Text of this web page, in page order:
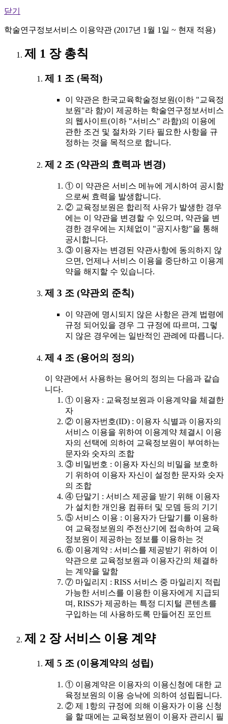
닫기
학술연구정보서비스 이용약관 (2017년 1월 1일 ~ 현재 적용)
제 1 장 총칙
제 1 조 (목적)
이 약관은 한국교육학술정보원(이하 "교육정
보원"라 함)이 제공하는 학술연구정보서비스
의 웹사이트(이하 "서비스" 라함)의 이용에
관한 조건 및 절차와 기타 필요한 사항을 규
정하는 것을 목적으로 합니다.
제 2 조 (약관의 효력과 변경)
① 이 약관은 서비스 메뉴에 게시하여 공시함
으로써 효력을 발생합니다.
② 교육정보원은 합리적 사유가 발생한 경우
에는 이 약관을 변경할 수 있으며, 약관을 변
경한 경우에는 지체없이 "공지사항"을 통해
공시합니다.
③ 이용자는 변경된 약관사항에 동의하지 않
으면, 언제나 서비스 이용을 중단하고 이용계
약을 해지할 수 있습니다.
제 3 조 (약관외 준칙)
이 약관에 명시되지 않은 사항은 관계 법령에
규정 되어있을 경우 그 규정에 따르며, 그렇
지 않은 경우에는 일반적인 관례에 따릅니다.
제 4 조 (용어의 정의)
이 약관에서 사용하는 용어의 정의는 다음과 같습
니다.
① 이용자 : 교육정보원과 이용계약을 체결한
자
② 이용자번호(ID) : 이용자 식별과 이용자의
서비스 이용을 위하여 이용계약 체결시 이용
자의 선택에 의하여 교육정보원이 부여하는
문자와 숫자의 조합
③ 비밀번호 : 이용자 자신의 비밀을 보호하
기 위하여 이용자 자신이 설정한 문자와 숫자
의 조합
④ 단말기 : 서비스 제공을 받기 위해 이용자
가 설치한 개인용 컴퓨터 및 모뎀 등의 기기
⑤ 서비스 이용 : 이용자가 단말기를 이용하
여 교육정보원의 주전산기에 접속하여 교육
정보원이 제공하는 정보를 이용하는 것
⑥ 이용계약 : 서비스를 제공받기 위하여 이
약관으로 교육정보원과 이용자간의 체결하
는 계약을 말함
⑦ 마일리지 : RISS 서비스 중 마일리지 적립
가능한 서비스를 이용한 이용자에게 지급되
며, RISS가 제공하는 특정 디지털 콘텐츠를
구입하는 데 사용하도록 만들어진 포인트
제 2 장 서비스 이용 계약
제 5 조 (이용계약의 성립)
① 이용계약은 이용자의 이용신청에 대한 교
육정보원의 이용 승낙에 의하여 성립됩니다.
② 제 1항의 규정에 의해 이용자가 이용 신청
을 할 때에는 교육정보원이 이용자 관리시 필